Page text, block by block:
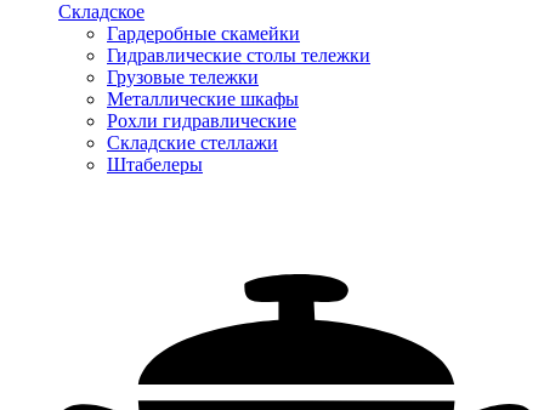
Складское
Гардеробные скамейки
Гидравлические столы тележки
Грузовые тележки
Металлические шкафы
Рохли гидравлические
Складские стеллажи
Штабелеры